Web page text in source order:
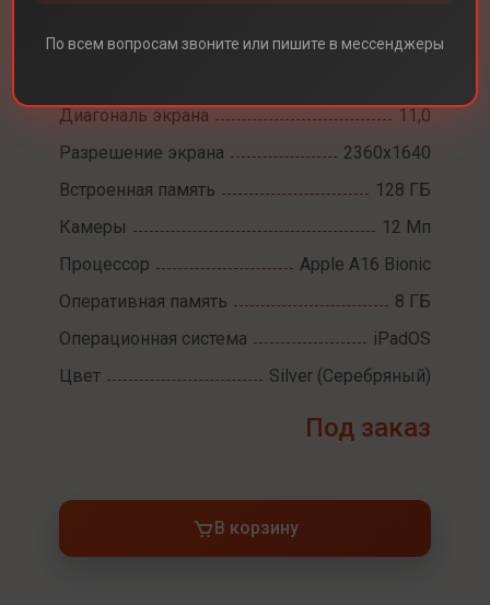
2025
Диагональ экрана
11,0
Разрешение экрана
2360x1640
Встроенная память
128 ГБ
Камеры
12 Мп
Процессор
Apple A16 Bionic
Оперативная память
8 ГБ
Операционная система
iPadOS
Цвет
Silver (Серебряный)
Под заказ
В корзину
По всем вопросам звоните или пишите в мессенджеры